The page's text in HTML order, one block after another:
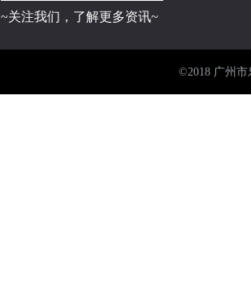
~关注我们，了解更多资讯~
©2018 广州